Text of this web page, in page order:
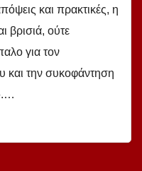
και πρακτικές, η
βρισιά, ούτε
για τον
και την συκοφάντηση